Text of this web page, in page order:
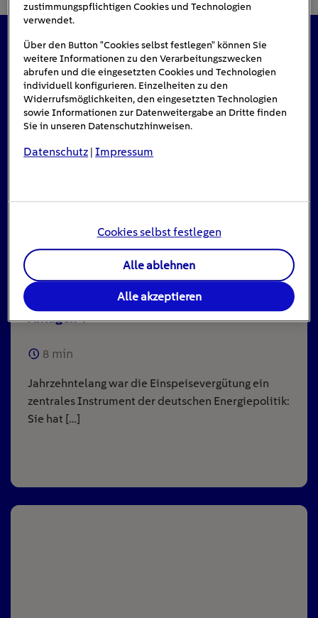
Das könnte Sie auch interessieren
#Solarenergie
Einspeisevergütung für Photovoltaik-
Anlagen
8 min
Jahrzehntelang war die Einspeisevergütung ein
zentrales Instrument der deutschen Energiepolitik:
Sie hat […]
zustimmungspflichtigen Cookies und Technologien
verwendet.
Über den Button "Cookies selbst festlegen" können Sie
weitere Informationen zu den Verarbeitungszwecken
abrufen und die eingesetzten Cookies und Technologien
individuell konfigurieren. Einzelheiten zu den
Widerrufsmöglichkeiten, den eingesetzten Technologien
sowie Informationen zur Datenweitergabe an Dritte finden
Sie in unseren Datenschutzhinweisen.
Datenschutz |Impressum
Cookies selbst festlegen
Alle ablehnen
Alle akzeptieren